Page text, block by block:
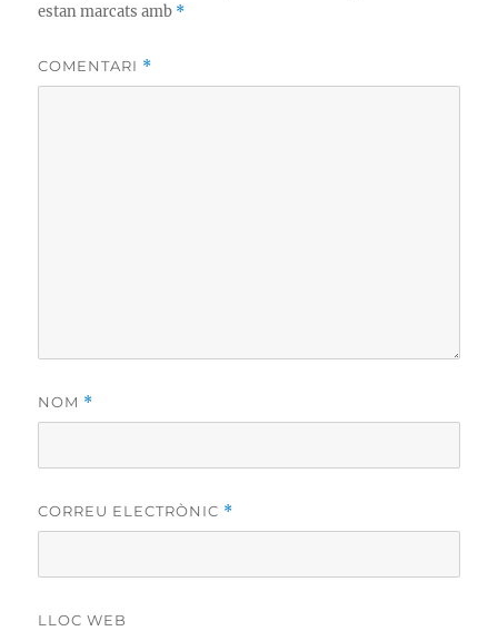
estan marcats amb *
COMENTARI *
NOM *
CORREU ELECTRÒNIC *
LLOC WEB